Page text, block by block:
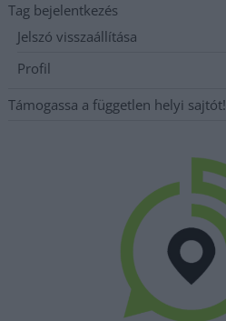
Tag bejelentkezés
Jelszó visszaállítása
Profil
Támogassa a független helyi sajtót!